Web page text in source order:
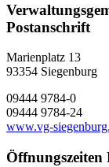
Postanschrift
Marienplatz 13
93354 Siegenburg
09444 9784-0
09444 9784-24
www.vg-
Öffnungszeiten